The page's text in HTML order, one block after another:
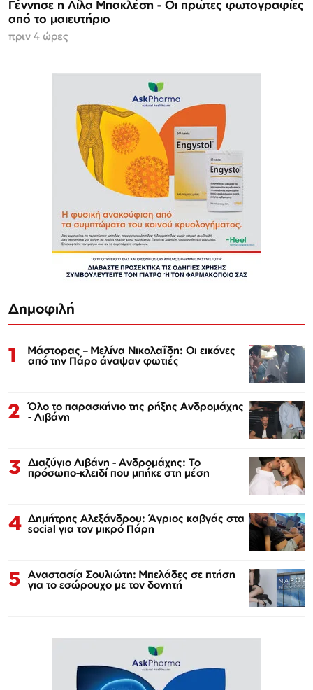
Γέννησε η Λίλα Μπακλέση - Οι πρώτες φωτογραφίες
από το μαιευτήριο
πριν 4 ώρες
Δημοφιλή
1 Μάστορας – Μελίνα Νικολαΐδη: Οι εικόνες
από την Πάρο άναψαν φωτιές
2 Όλο το παρασκήνιο της ρήξης Ανδρομάχης
- Λιβάνη
3 Διαζύγιο Λιβάνη - Ανδρομάχης: Το
πρόσωπο-κλειδί που μπήκε στη μέση
4 Δημήτρης Αλεξάνδρου: Άγριος καβγάς στα
social για τον μικρό Πάρη
5 Αναστασία Σουλιώτη: Μπελάδες σε πτήση
για το εσώρουχο με τον δονητή